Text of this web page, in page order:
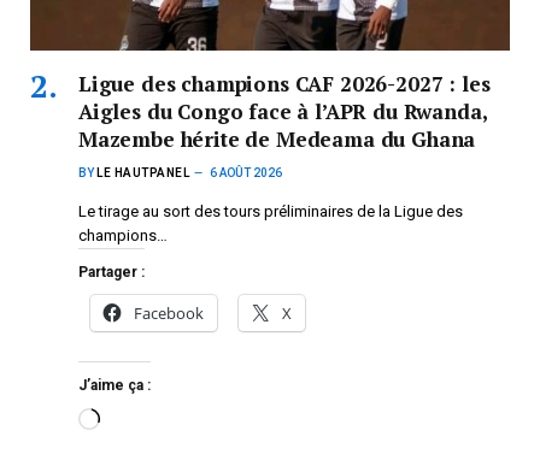
Ligue des champions CAF 2026-2027 : les
Aigles du Congo face à l’APR du Rwanda,
Mazembe hérite de Medeama du Ghana
BY LE HAUTPANEL 6 AOÛT 2026
Le tirage au sort des tours préliminaires de la Ligue des
champions…
Partager :
Facebook X
J’aime ça :